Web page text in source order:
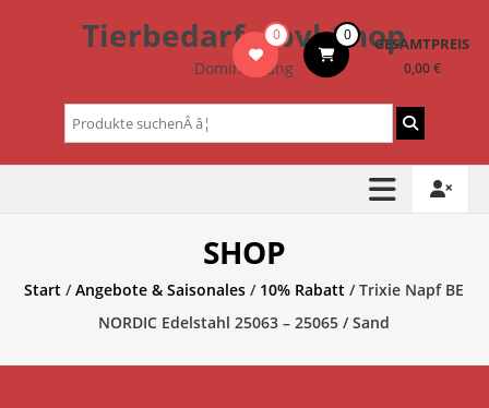
Tierbedarf – bvl-Shop
Dominik Lang
0 0 GESAMTPREIS
0,00 €
Suchen
nach:
SHOP
Start /Angebote & Saisonales / 10% Rabatt / Trixie Napf BE
NORDIC Edelstahl 25063 – 25065 / Sand